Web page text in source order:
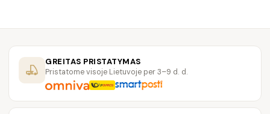
žiemos dienas.
Mes taip pat siūlome kepurėms unikalias ir stilingas detales,
pavyzdžiui, apskritas formas, apmušalus, juosteles ir tt. Tai
padės jums sukurti unikalią ir stilingą išvaizdą bet kurioje
situacijoje. Be to, mes siūlome kepurėms platų spalvų
pasirinkimą, kad jums būtų lengviau derinti su savo apranga.
GREITAS PRISTATYMAS
Pristatome visoje Lietuvoje per 3–9 d. d.